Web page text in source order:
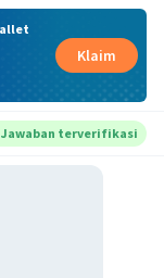
Klaim
Jawaban terverifikasi